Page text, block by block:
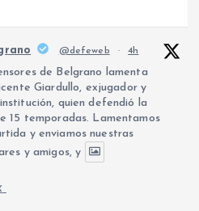
@defeweb · 4h
de Belgrano lamenta
Giardullo, exjugador y
quien defendió la
15 temporadas. Lamentamos
y enviamos nuestras
y amigos, y